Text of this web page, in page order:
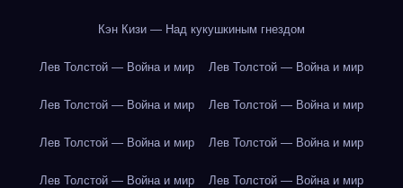
Кэн Кизи — Над кукушкиным гнездом
Лев Толстой — Война и мир Лев Толстой — Война и мир
Лев Толстой — Война и мир Лев Толстой — Война и мир
Лев Толстой — Война и мир Лев Толстой — Война и мир
Лев Толстой — Война и мир Лев Толстой — Война и мир